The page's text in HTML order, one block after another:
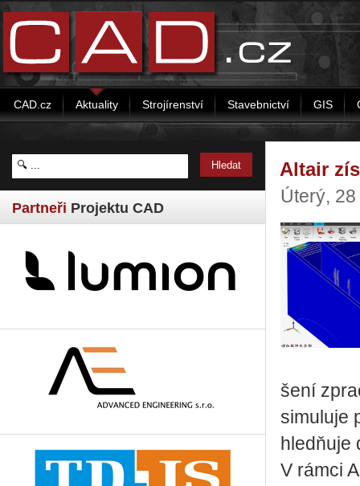
CAD.cz Aktuality Strojírenství Stavebnictví GIS
Partneři Projektu CAD
Altair
Úterý,
še­ní
si­mu­lu­je
hledňuje
V rámci